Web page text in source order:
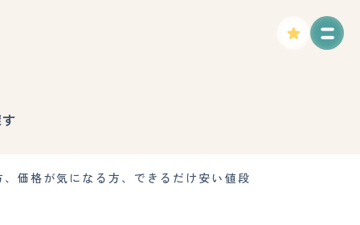
価格が気になる方、できるだけ安い値段